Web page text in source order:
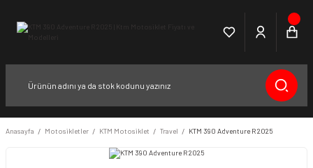
Anasayfa Motosikletler KTM Motosiklet Travel KTM 390 Adventure R 2025